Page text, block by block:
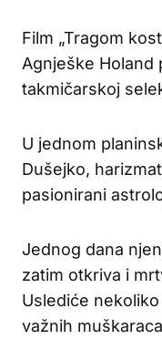
Film „Tragom
Agnješke Holand
takmičarskoj
U jednom
Dušejko,
pasionirani
Jednog dana
zatim otkriva i
Uslediće
važnih